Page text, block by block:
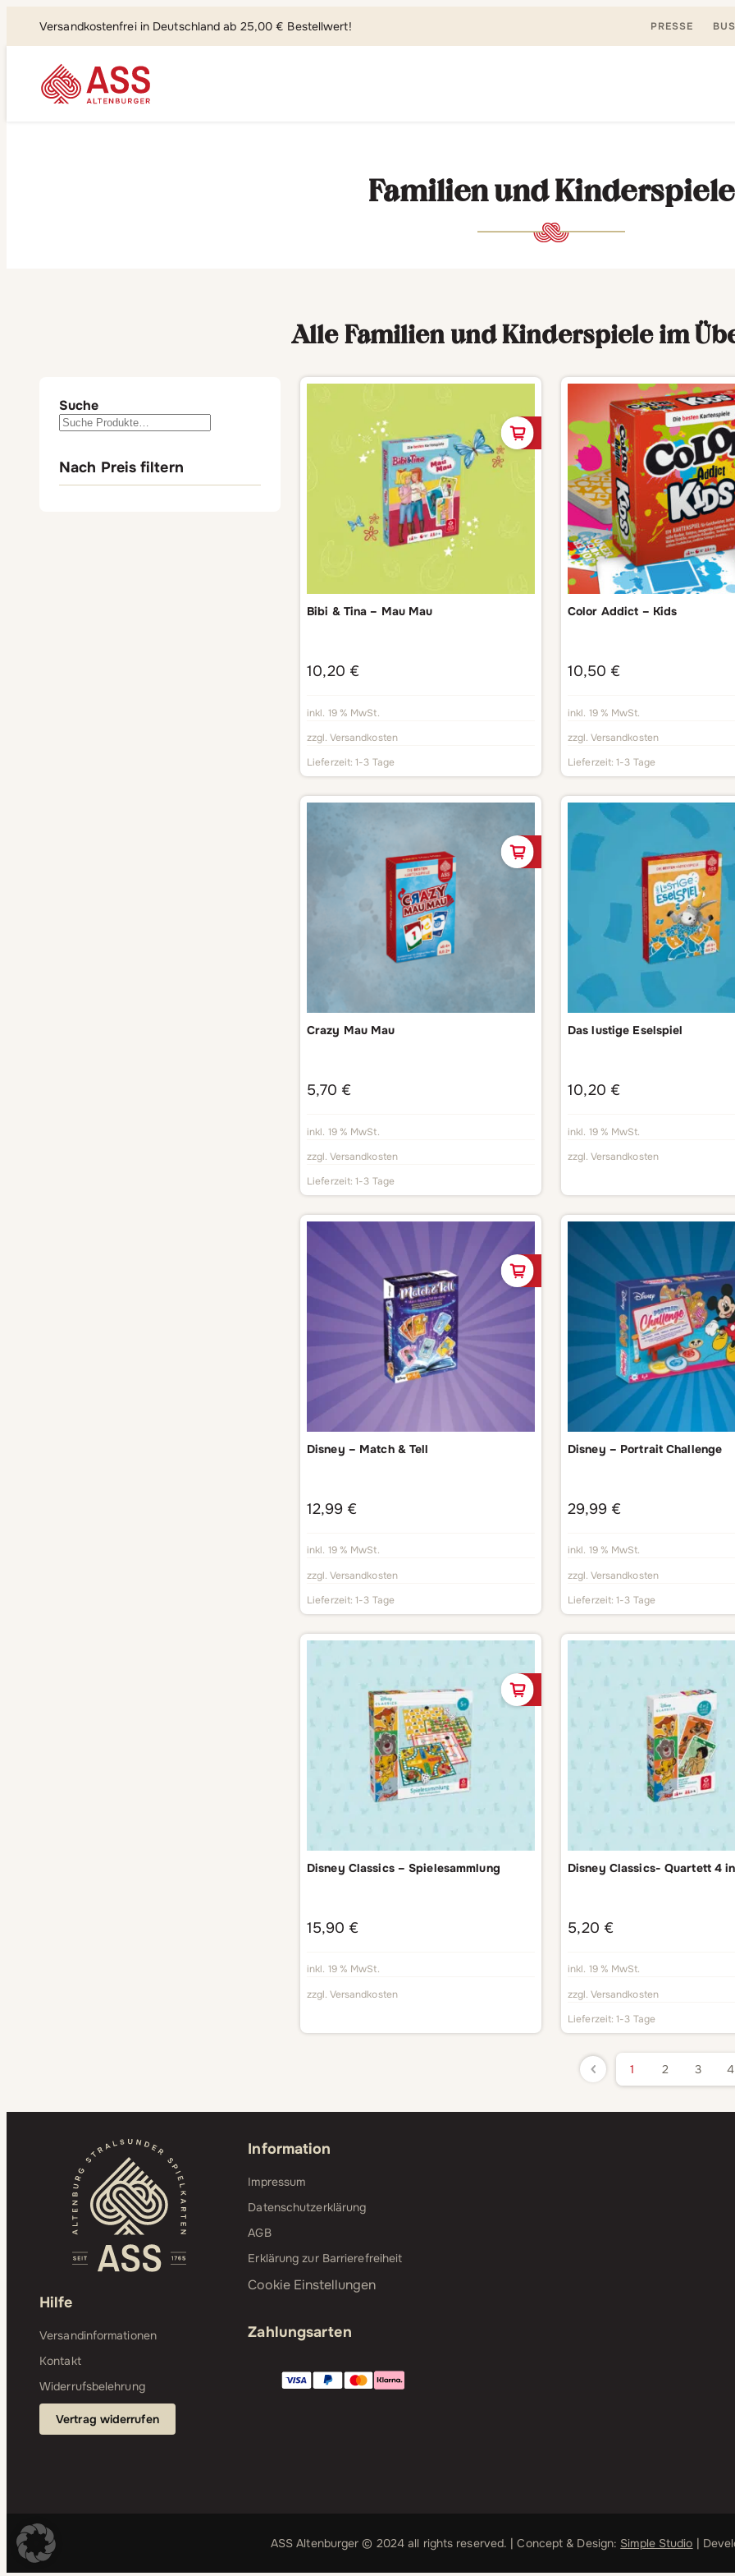
Versandkostenfrei in Deutschland ab 25,00 € Bestellwert! PRESSE
Familien und Kinderspiele
Alle Familien und Kinderspiele im
Suche
Nach Preis filtern
Bibi & Tina – Mau Mau
10,20 €
inkl. 19 % MwSt.
zzgl. Versandkosten
Lieferzeit:1-3 Tage
In den Warenkorb
Color Addict – Kids
10,50 €
inkl. 19 % MwSt.
zzgl. Versandkosten
Lieferzeit:1-3 Tage
Crazy Mau Mau
5,70 €
inkl. 19 % MwSt.
zzgl. Versandkosten
Lieferzeit:1-3 Tage
In den Warenkorb
Das lustige Eselspiel
10,20 €
inkl. 19 % MwSt.
zzgl. Versandkosten
Disney – Match & Tell
12,99 €
inkl. 19 % MwSt.
zzgl. Versandkosten
Lieferzeit:1-3 Tage
In den Warenkorb
Disney – Portrait Challenge
29,99 €
inkl. 19 % MwSt.
zzgl. Versandkosten
Lieferzeit:1-3 Tage
Disney Classics – Spielesammlung
15,90 €
inkl. 19 % MwSt.
zzgl. Versandkosten
In den Warenkorb
Disney Classics- Quartett 4 in
5,20 €
inkl. 19 % MwSt.
zzgl. Versandkosten
Lieferzeit:1-3 Tage
1 2 3 4
Hilfe
Versandinformationen
Kontakt
Widerrufsbelehrung
Vertrag widerrufen
Information
Impressum
Datenschutzerklärung
AGB
Erklärung zur Barrierefreiheit
Cookie Einstellungen
Zahlungsarten
ASS Altenburger © 2024 all rights reserved. | Concept & Design: Simple Studio |